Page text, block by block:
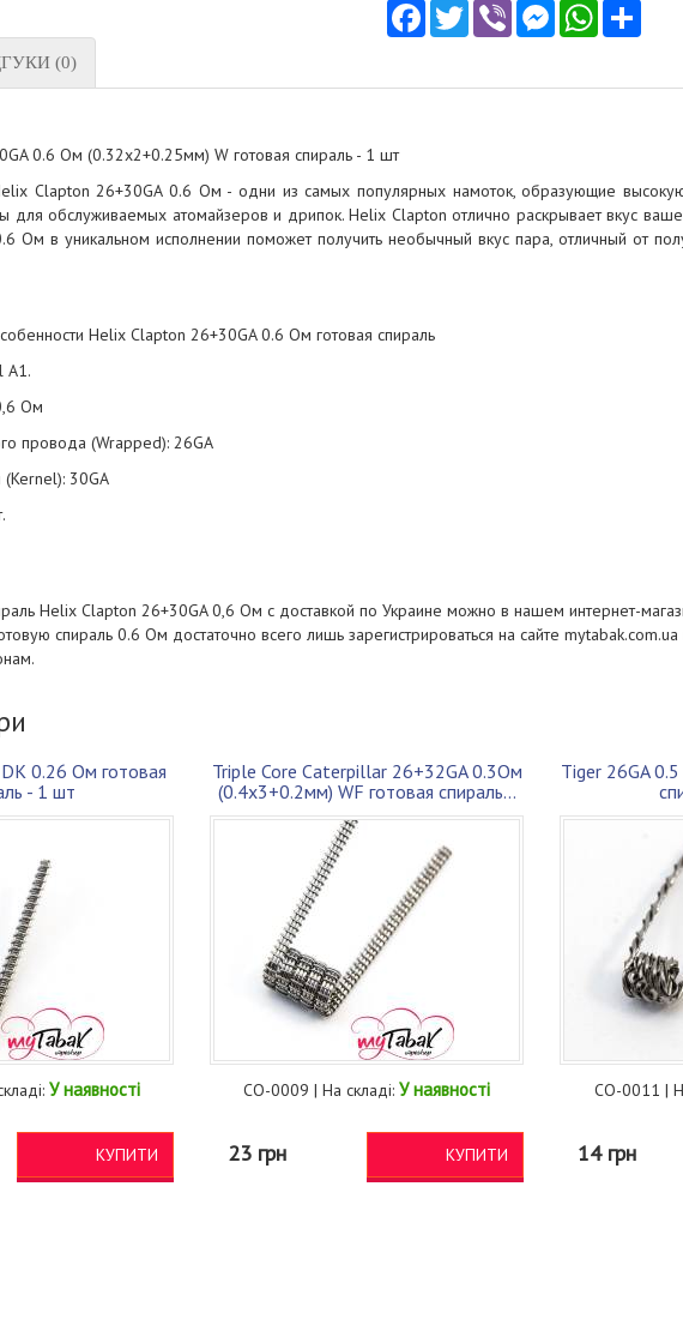
FacebookTwitterViber MessengerWhatsApp
(0)
0.6 Ом (0.32x2+0.25мм) W готовая спираль - 1 шт
Clapton 26+30GA 0.6 Ом - одни из самых популярных намоток, образующие
для обслуживаемых атомайзеров и дрипок. Helix Clapton отлично раскрывает вкус
Ом в уникальном исполнении поможет получить необычный вкус пара, отличный от
Helix Clapton 26+30GA 0.6 Ом готовая спираль
A1.
Ом
провода (Wrapped): 26GA
30GA
Helix Clapton 26+30GA 0,6 Ом c доставкой по Украине можно в нашем интернет-
спираль 0.6 Ом достаточно всего лишь зарегистрироваться на сайте mytabak.com.ua
0.26 Ом готовая
- 1 шт
У наявності
КУПИТИ
Triple Core Caterpillar 26+32GA 0.3Ом
(0.4x3+0.2мм) WF готовая спираль...
CO-0009 | На складі:У наявності
23 грн КУПИТИ
Tiger 26GA
CO-0011 |
14 грн